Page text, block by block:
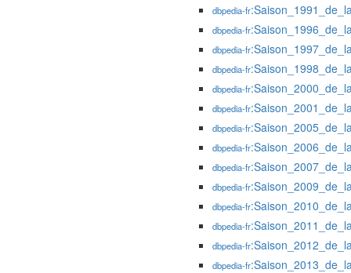
dbpedia-fr
dbpedia-fr
dbpedia-fr
dbpedia-fr
dbpedia-fr
dbpedia-fr
dbpedia-fr
dbpedia-fr
dbpedia-fr
dbpedia-fr
dbpedia-fr
dbpedia-fr
dbpedia-fr
dbpedia-fr